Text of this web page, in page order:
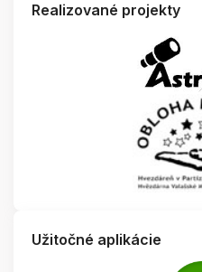
Realizované projekty
Užitočné aplikácie